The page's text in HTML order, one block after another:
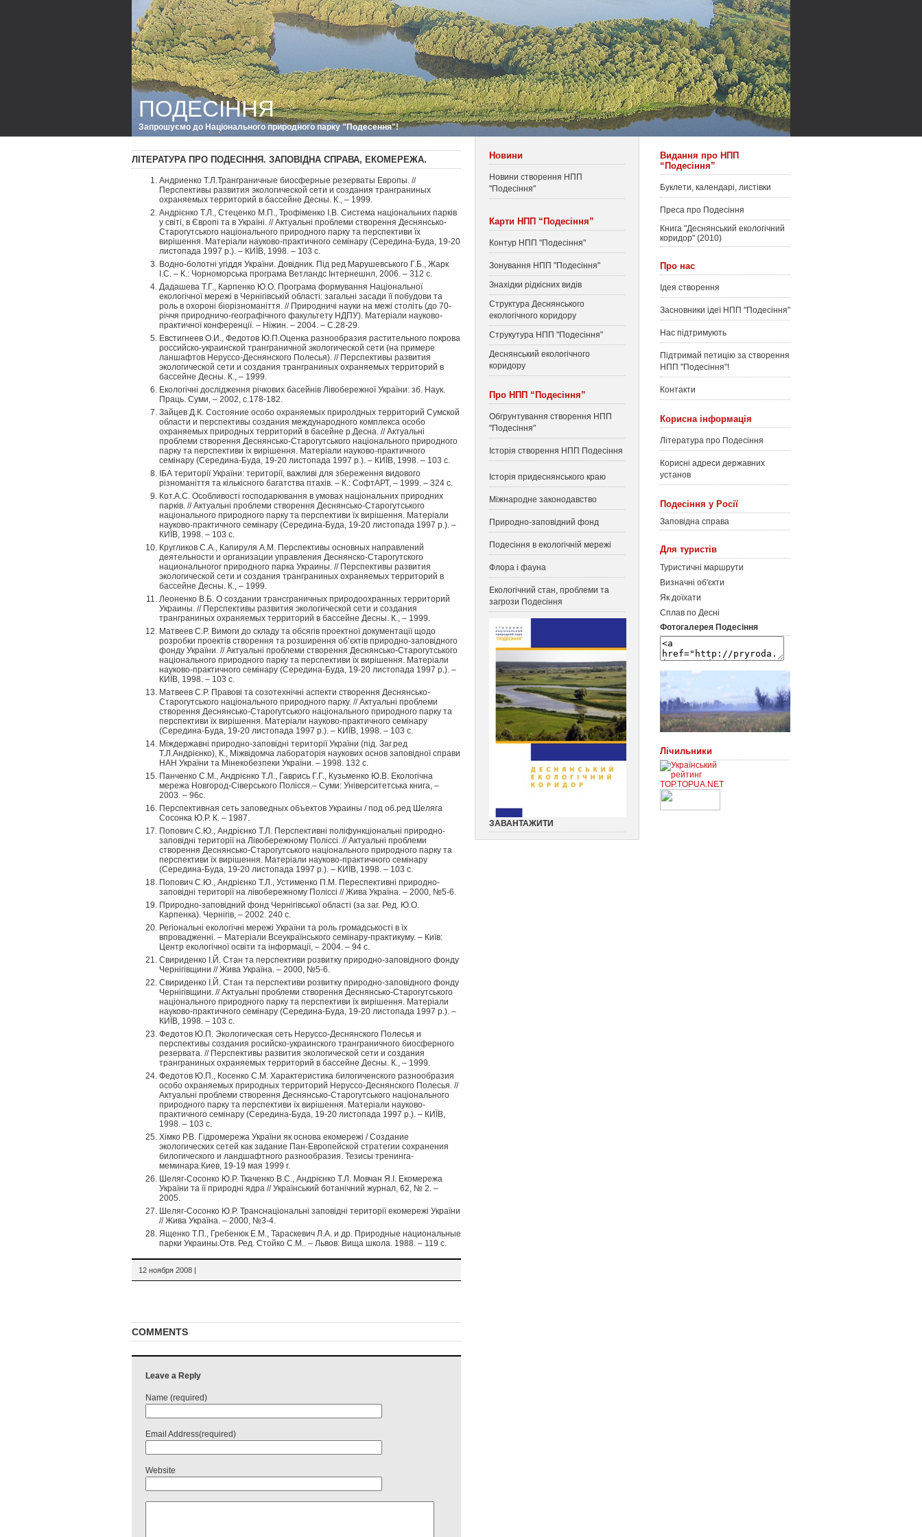
ПОДЕСІННЯ
Запрошуємо до Національного природного парку "Подесення"!
ЛІТЕРАТУРА ПРО ПОДЕСІННЯ. ЗАПОВІДНА СПРАВА, ЕКОМЕРЕЖА.
Андриенко Т.Л.Транграничные биосферные резерваты Европы. //
Перспективы развития экологической сети и создания транграниных
охраняемых территорий в бассейне Десны. К., – 1999.
Андрієнко Т.Л., Стеценко М.П., Трофіменко І.В. Система національних парків
у світі, в Європі та в Україні. // Актуальні проблеми створення Деснянсько-
Старогутського національного природного парку та перспективи їх
вирішення. Матеріали науково-практичного семінару (Середина-Буда, 19-20
листопада 1997 р.). – КИЇВ, 1998. – 103 с.
Водно-болотні угіддя України. Довідник. Під ред.Марушевського Г.Б., Жарк
І.С. – К.: Чорноморська програма Ветландс Інтернешнл, 2006. – 312 с.
Дадашева Т.Г., Карпенко Ю.О. Програма формування Національної
екологічної мережі в Чернігівській області: загальні засади її побудови та
роль в охороні біорізноманіття. // Природничі науки на межі століть (до 70-
річчя природничо-географічного факультету НДПУ). Матеріали науково-
практичної конференції. – Ніжин. – 2004. – С.28-29.
Евстигнеев О.И., Федотов Ю.П.Оценка разнообразия растительного покрова
российско-украинской транграничной экологической сети (на примере
ланшафтов Неруссо-Деснянского Полесья). // Перспективы развития
экологической сети и создания транграниных охраняемых территорий в
бассейне Десны. К., – 1999.
Екологічні дослідження річкових басейнів Лівобережної України: зб. Наук.
Праць. Суми, – 2002, с.178-182.
Зайцев Д.К. Состояние особо охраняемых приролдных территорий Сумской
области и перспективы создания международного комплекса особо
охраняемых природных территорий в басейне р.Десна. // Актуальні
проблеми створення Деснянсько-Старогутського національного природного
парку та перспективи їх вирішення. Матеріали науково-практичного
семінару (Середина-Буда, 19-20 листопада 1997 р.). – КИЇВ, 1998. – 103 с.
ІБА території України: території, важливі для збереження видового
різноманіття та кількісного багатства птахів. – К.: СофтАРТ, – 1999. – 324 с.
Кот.А.С. Особливості господарювання в умовах національних природних
парків. // Актуальні проблеми створення Деснянсько-Старогутського
національного природного парку та перспективи їх вирішення. Матеріали
науково-практичного семінару (Середина-Буда, 19-20 листопада 1997 р.). –
КИЇВ, 1998. – 103 с.
Кругликов С.А., Капируля А.М. Перспективы основных направлений
деятельности и организации управления Деснянско-Старогутского
национальногог природного парка Украины. // Перспективы развития
экологической сети и создания транграниных охраняемых территорий в
бассейне Десны. К., – 1999.
Леоненко В.Б. О создании трансграничных природоохранных территорий
Украины. // Перспективы развития экологической сети и создания
транграниных охраняемых территорий в бассейне Десны. К., – 1999.
Матвеев С.Р. Вимоги до складу та обсягів проектної документації щодо
розробки проектів створення та розширення об’єктів природно-заповідного
фонду України. // Актуальні проблеми створення Деснянсько-Старогутського
національного природного парку та перспективи їх вирішення. Матеріали
науково-практичного семінару (Середина-Буда, 19-20 листопада 1997 р.). –
КИЇВ, 1998. – 103 с.
Матвеев С.Р. Правові та созотехнічні аспекти створення Деснянсько-
Старогутського національного природного парку. // Актуальні проблеми
створення Деснянсько-Старогутського національного природного парку та
перспективи їх вирішення. Матеріали науково-практичного семінару
(Середина-Буда, 19-20 листопада 1997 р.). – КИЇВ, 1998. – 103 с.
Міждержавні природно-заповідні території України (під. Заг.ред
Т.Л.Андрієнко), К., Міжвідомча лабораторія наукових основ заповідної справи
НАН України та Мінекобезпеки України. – 1998. 132 с.
Панченко С.М., Андрієнко Т.Л., Гаврись Г.Г., Кузьменко Ю.В. Екологічна
мережа Новгород-Сіверського Полісся.– Суми: Університетська книга, –
2003. – 96с.
Перспективная сеть заповедных объектов Украины / под об.ред Шеляга
Сосонка Ю.Р. К. – 1987.
Попович С.Ю., Андрієнко Т.Л. Перспективні поліфункціональні природно-
заповідні території на Лівобережному Поліссі. // Актуальні проблеми
створення Деснянсько-Старогутського національного природного парку та
перспективи їх вирішення. Матеріали науково-практичного семінару
(Середина-Буда, 19-20 листопада 1997 р.). – КИЇВ, 1998. – 103 с.
Попович С.Ю., Андрієнко Т.Л., Устименко П.М. Переспективні природно-
заповідні території на лівобережному Поліссі // Жива Україна. – 2000, №5-6.
Природно-заповідний фонд Чернігівської області (за заг. Ред. Ю.О.
Карпенка). Чернігів, – 2002. 240 с.
Регіональні екологічні мережі України та роль громадськості в їх
впровадженні. – Матеріали Всеукраїнського семінару-практикуму. – Київ:
Центр екологічної освіти та інформації, – 2004. – 94 с.
Свириденко І.Й. Стан та перспективи розвитку природно-заповідного фонду
Чернігівщини // Жива Україна. – 2000, №5-6.
Свириденко І.Й. Стан та перспективи розвитку природно-заповідного фонду
Чернігівщини. // Актуальні проблеми створення Деснянсько-Старогутського
національного природного парку та перспективи їх вирішення. Матеріали
науково-практичного семінару (Середина-Буда, 19-20 листопада 1997 р.). –
КИЇВ, 1998. – 103 с.
Федотов Ю.П. Экологическая сеть Неруссо-Деснянского Полесья и
перспективы создания росийско-украинского транграничного биосферного
резервата. // Перспективы развития экологической сети и создания
транграниных охраняемых территорий в бассейне Десны. К., – 1999.
Федотов Ю.П., Косенко С.М. Характеристика билогиченского разнообразия
особо охраняемых природных территорий Неруссо-Деснянского Полесья. //
Актуальні проблеми створення Деснянсько-Старогутського національного
природного парку та перспективи їх вирішення. Матеріали науково-
практичного семінару (Середина-Буда, 19-20 листопада 1997 р.). – КИЇВ,
1998. – 103 с.
Хімко Р.В. Гідромережа України як основа екомережі / Создание
экологических сетей как задание Пан-Европейской стратегии сохранения
билогического и ландшафтного разнообразия. Тезисы тренинга-
меминара.Киев, 19-19 мая 1999 г.
Шеляг-Сосонко Ю.Р. Ткаченко В.С., Андрієнко Т.Л. Мовчан Я.І. Екомережа
України та її природні ядра // Український ботанічний журнал, 62, № 2. –
2005.
Шеляг-Сосонко Ю.Р. Транснаціональні заповідні території екомережі України
// Жива Україна. – 2000, №3-4.
Ященко Т.П., Гребенюк Е.М., Тараскевич Л.А. и др. Природные национальные
парки Украины.Отв. Ред. Стойко С.М.. – Львов: Вища школа. 1988. – 119 с.
12 ноября 2008 |
COMMENTS
Leave a Reply
Name (required)
Email Address(required)
Website
Новини
Новини створення НПП
"Подесіння"
Карти НПП “Подесіння”
Контур НПП "Подесіння"
Зонування НПП "Подесіння"
Знахідки рідкісних видів
Структура Деснянського
екологічного коридору
Струкутура НПП "Подесіння"
Деснянський екологічного
коридору
Про НПП “Подесіння”
Обгрунтування створення НПП
"Подесіння"
Історія створення НПП Подесіння
Історія придеснянського краю
Міжнародне законодавство
Природно-заповідний фонд
Подесіння в екологічній мережі
Флора і фауна
Екологічний стан, проблеми та
загрози Подесіння
ЗАВАНТАЖИТИ
Видання про НПП
“Подесіння”
Буклети, календарі, листівки
Преса про Подесіння
Книга "Деснянський екологічний
коридор" (2010)
Про нас
Ідея створення
Засновники ідеї НПП "Подесіння"
Нас підтримують
Підтримай петицію за створення
НПП "Подесіння"!
Контакти
Корисна інформація
Література про Подесіння
Корисні адреси державних
установ
Подесіння у Росії
Заповідна справа
Для туристів
Туристичні маршрути
Визначні об'єкти
Як доїхати
Сплав по Десні
Фотогалерея Подесіння
Лічильники